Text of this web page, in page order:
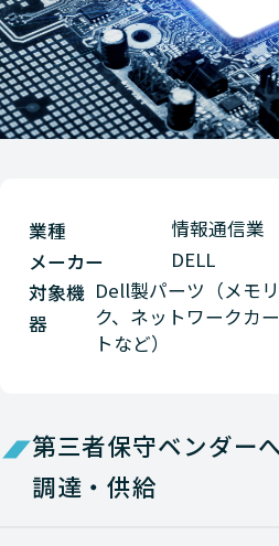
業種
情報通信業
メーカー
DELL
対象機
器
Dell製パーツ（メモ
ク、ネットワークカ
トなど）
第三者保守ベンダー
調達・供給